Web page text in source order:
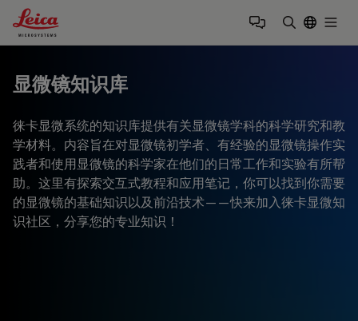
Leica Microsystems Logo
显微镜知识库
徕卡显微系统的知识库提供有关显微镜学科的科学研究和教
学材料。内容旨在对显微镜初学者、有经验的显微镜操作实
践者和使用显微镜的科学家在他们的日常工作和实验有所帮
助。这里有探索交互式教程和应用笔记，你可以找到你需要
的显微镜的基础知识以及前沿技术——快来加入徕卡显微知
识社区，分享您的专业知识！